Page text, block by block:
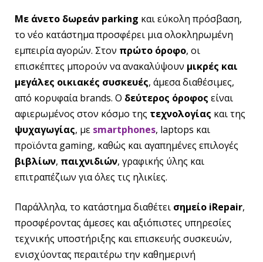
Με άνετο δωρεάν parking και εύκολη πρόσβαση,
το νέο κατάστημα προσφέρει μια ολοκληρωμένη
εμπειρία αγορών. Στον πρώτο όροφο, οι
επισκέπτες μπορούν να ανακαλύψουν μικρές και
μεγάλες οικιακές συσκευές, άμεσα διαθέσιμες,
από κορυφαία brands. Ο δεύτερος όροφος είναι
αφιερωμένος στον κόσμο της τεχνολογίας και της
ψυχαγωγίας, με smartphones, laptops και
προϊόντα gaming, καθώς και αγαπημένες επιλογές
βιβλίων, παιχνιδιών, γραφικής ύλης και
επιτραπέζιων για όλες τις ηλικίες.
Παράλληλα, το κατάστημα διαθέτει σημείο iRepair,
προσφέροντας άμεσες και αξιόπιστες υπηρεσίες
τεχνικής υποστήριξης και επισκευής συσκευών,
ενισχύοντας περαιτέρω την καθημερινή